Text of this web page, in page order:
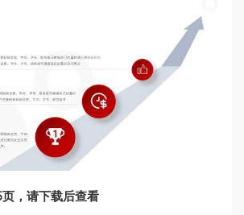
，请下载后查看